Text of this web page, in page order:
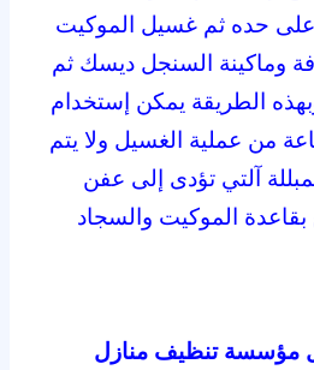
حده ثم غسيل الموكيت
وماكينة السنجل ديسك ثم
الطريقة يمكن إستخدام
من عملية الغسيل ولا يتم
آلتي تؤدى إلى عفن
بقاعدة الموكيت والسجاد
مؤسسة تنظيف منازل